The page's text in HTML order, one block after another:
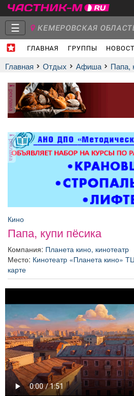
☰ КЕМЕРОВСКАЯ
ГЛАВНАЯ ГРУППЫ
Объявления Недвижимость
Афиша Обучение
Товары Поздравления
ТВ программа Я -
Главная Отдых афиша
реклама
реклама
Кино
Папа, купи пёсика
Компания: Планета кино, кинотеатр
Место: Кинотеатр «Планета кино»
карте